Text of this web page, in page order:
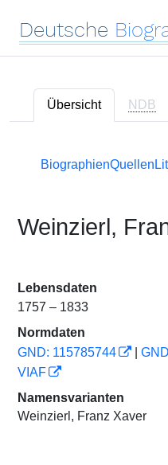
Deutsche
Übersicht NDB
BiographienQuellen
Weinzierl,
Lebensdaten
1757 – 1833
Normdaten
GND: 115785744
VIAF
Namensvarianten
Weinzierl, Franz Xaver